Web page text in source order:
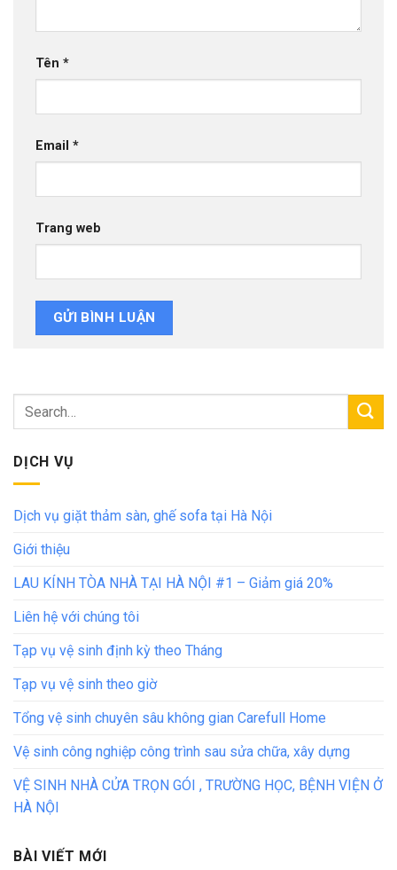
Tên *
Email *
Trang web
DỊCH VỤ
Dịch vụ giặt thảm sàn, ghế sofa tại Hà Nội
Giới thiệu
LAU KÍNH TÒA NHÀ TẠI HÀ NỘI #1 – Giảm giá 20%
Liên hệ với chúng tôi
Tạp vụ vệ sinh định kỳ theo Tháng
Tạp vụ vệ sinh theo giờ
Tổng vệ sinh chuyên sâu không gian Carefull Home
Vệ sinh công nghiệp công trình sau sửa chữa, xây dựng
VỆ SINH NHÀ CỬA TRỌN GÓI , TRƯỜNG HỌC, BỆNH VIỆN Ở
HÀ NỘI
BÀI VIẾT MỚI